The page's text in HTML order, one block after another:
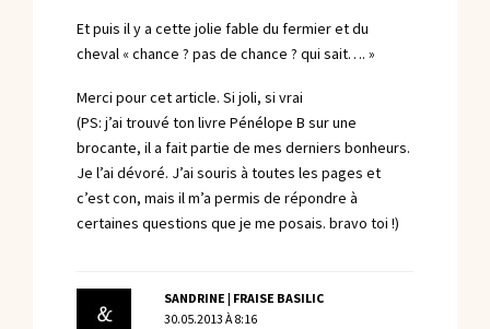
Et puis il y a cette jolie fable du fermier et du
cheval « chance ? pas de chance ? qui sait…. »
Merci pour cet article. Si joli, si vrai
(PS: j’ai trouvé ton livre Pénélope B sur une
brocante, il a fait partie de mes derniers bonheurs.
Je l’ai dévoré. J’ai souris à toutes les pages et
c’est con, mais il m’a permis de répondre à
certaines questions que je me posais. bravo toi !)
SANDRINE | FRAISE BASILIC
30.05.2013 À 8:16